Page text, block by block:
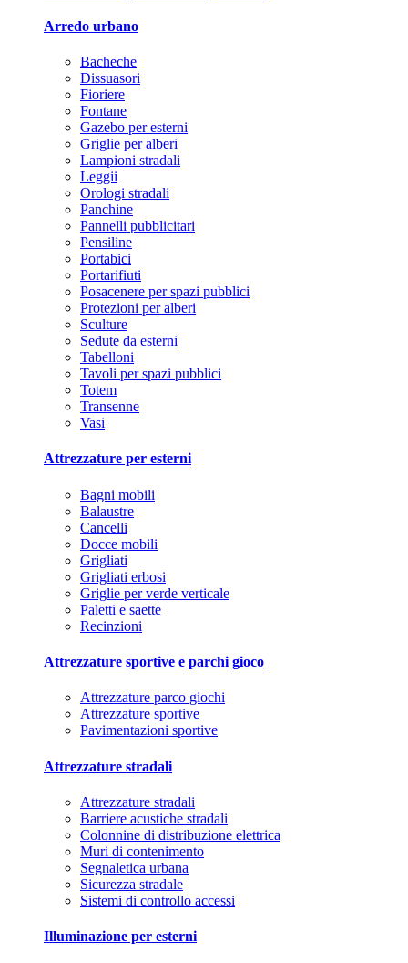
Arredo urbano
Bacheche
Dissuasori
Fioriere
Fontane
Gazebo per esterni
Griglie per alberi
Lampioni stradali
Leggii
Orologi stradali
Panchine
Pannelli pubblicitari
Pensiline
Portabici
Portarifiuti
Posacenere per spazi pubblici
Protezioni per alberi
Sculture
Sedute da esterni
Tabelloni
Tavoli per spazi pubblici
Totem
Transenne
Vasi
Attrezzature per esterni
Bagni mobili
Balaustre
Cancelli
Docce mobili
Grigliati
Grigliati erbosi
Griglie per verde verticale
Paletti e saette
Recinzioni
Attrezzature sportive e parchi gioco
Attrezzature parco giochi
Attrezzature sportive
Pavimentazioni sportive
Attrezzature stradali
Attrezzature stradali
Barriere acustiche stradali
Colonnine di distribuzione elettrica
Muri di contenimento
Segnaletica urbana
Sicurezza stradale
Sistemi di controllo accessi
Illuminazione per esterni